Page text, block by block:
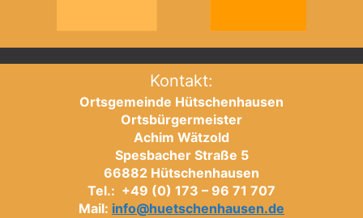
Kontakt:
Ortsgemeinde Hütschenhausen
Ortsbürgermeister
Achim Wätzold
Spesbacher Straße 5
66882 Hütschenhausen
Tel.: +49 (0) 173 – 96 71 707
Mail: info@huetschenhausen.de